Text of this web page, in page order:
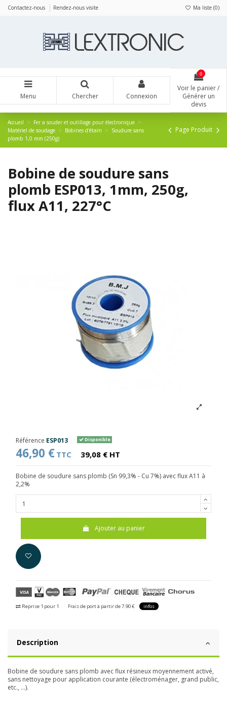
Contactez-nous Rendez-nous visite Ma liste (0)
Menu Chercher Connexion
0
Voir le panier /
Générer un
devis
Accueil
Fer a souder et outillage pour électronique
Matériel de soudage
Bobines d'étain
Soudure sans
plomb 1,0 mm (250g)
Page Produit
Bobine de soudure sans
plomb ESP013, 1mm, 250g,
flux A11, 227°C
Référence ESP013 Disponible
46,90 € TTC 39,08 € HT
Bobine de soudure sans plomb (Sn 99,3% - Cu 7%) avec flux A11 à
2,2%
Ajouter au panier
Reprise 1 pour 1 Frais de port à partir de 7.90 € infos
Description
Bobine de soudure sans plomb avec flux résineux moyennement activé,
sans nettoyage pour application courante (électroménager, grand public,
etc., …).
Panneau de gestion des cookies